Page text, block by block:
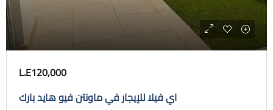
L.E120,000
اي فيلا للإيجار في ماونتن فيو هايد بارك